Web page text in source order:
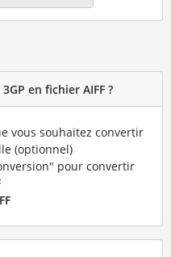
en fichier AIFF ?
vous souhaitez convertir
(optionnel)
pour convertir